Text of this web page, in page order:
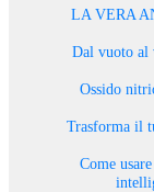
LA VERA
Dal vuoto al
Ossido
Trasforma il
Come